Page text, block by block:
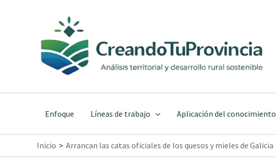
contenido
Enfoque Líneas de trabajo Aplicación del conocimiento
Inicio Arrancan las catas oficiales de los quesos y mieles de Galicia